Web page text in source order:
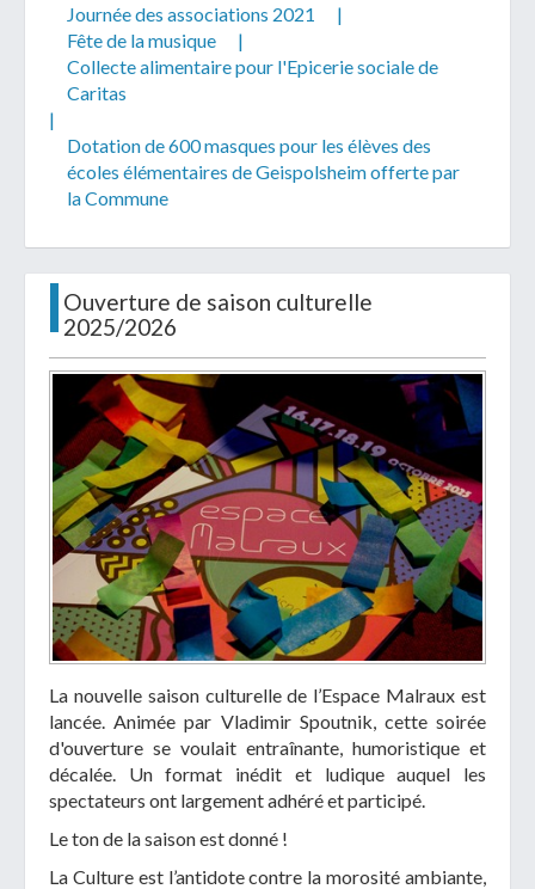
Journée des associations 2021
|
Fête de la musique
|
Collecte alimentaire pour l'Epicerie sociale de
Caritas
|
Dotation de 600 masques pour les élèves des
écoles élémentaires de Geispolsheim offerte par
la Commune
Ouverture de saison culturelle
2025/2026
La nouvelle saison culturelle de l’Espace Malraux est
lancée. Animée par Vladimir Spoutnik, cette soirée
d'ouverture se voulait entraînante, humoristique et
décalée. Un format inédit et ludique auquel les
spectateurs ont largement adhéré et participé.
Le ton de la saison est donné !
La Culture est l’antidote contre la morosité ambiante,